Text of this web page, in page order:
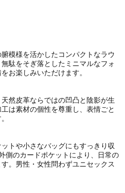
模様を活かしたコンパクトなラウ
駄をそぎ落としたミニマルなフォ
お楽しみいただけます。
然皮革ならではの凹凸と陰影が生
は素材の個性を尊重し、表情ごと
トや小さなバッグにもすっきり収
側のカードポケットにより、日常の
。男性・女性問わずユニセックス